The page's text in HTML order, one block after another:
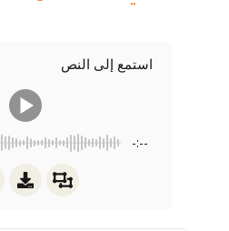
استمع إلى النص
-:--